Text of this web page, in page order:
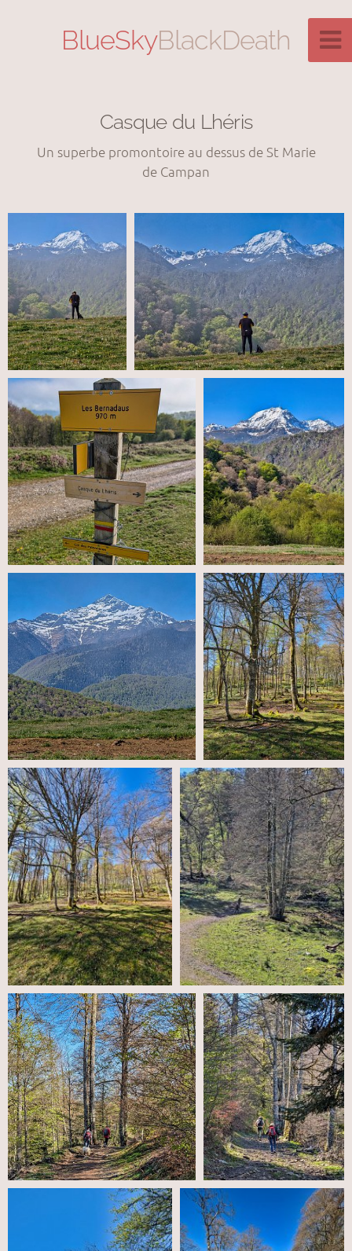
BlueSkyBlackDeath
Casque du Lhéris
Un superbe promontoire au dessus de St Marie
de Campan